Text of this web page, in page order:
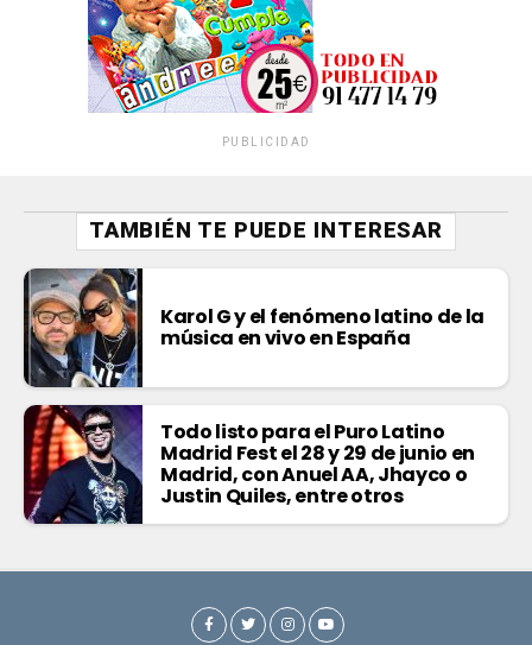
PUBLICIDAD
TAMBIÉN TE PUEDE INTERESAR
Karol G y el fenómeno latino de la
música en vivo en España
Todo listo para el Puro Latino
Madrid Fest el 28 y 29 de junio en
Madrid, con Anuel AA, Jhayco o
Justin Quiles, entre otros